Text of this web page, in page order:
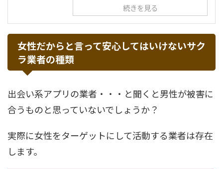
続きを見る
女性だからと言って安心してはいけないサク
ラ業者の種類
出会い系アプリの業者・・・と聞くと男性が被害に
合うものと思っていないでしょうか？
実際に女性をターゲットにして活動する業者は存在
します。